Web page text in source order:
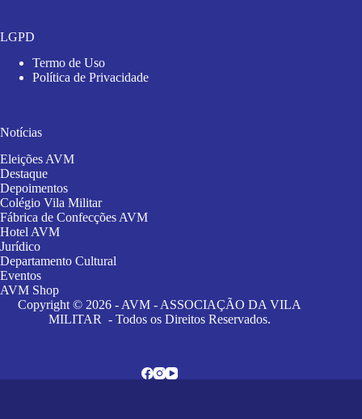
LGPD
Termo de Uso
Política de Privacidade
Notícias
Eleições AVM
Destaque
Depoimentos
Colégio Vila Militar
Fábrica de Confecções AVM
Hotel AVM
Jurídico
Departamento Cultural
Eventos
AVM Shop
Copyright © 2026 - AVM - ASSOCIAÇÃO DA VILA
MILITAR - Todos os Direitos Reservados.